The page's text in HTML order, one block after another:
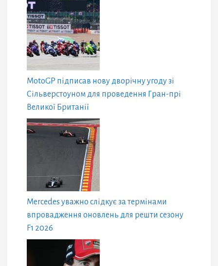
MotoGP підписав нову дворічну угоду зі
Сільверстоуном для проведення Гран-прі
Великої Британії
Mercedes уважно слідкує за термінами
впровадження оновлень для решти сезону
F1 2026